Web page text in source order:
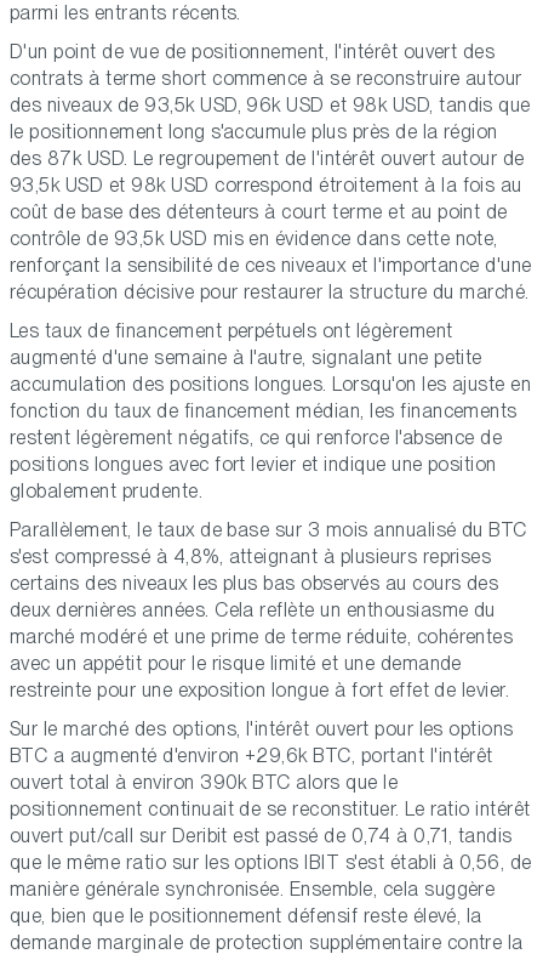
parmi les entrants récents.
D'un point de vue de positionnement, l'intérêt ouvert des
contrats à terme short commence à se reconstruire autour
des niveaux de 93,5k USD, 96k USD et 98k USD, tandis que
le positionnement long s'accumule plus près de la région
des 87k USD. Le regroupement de l'intérêt ouvert autour de
93,5k USD et 98k USD correspond étroitement à la fois au
coût de base des détenteurs à court terme et au point de
contrôle de 93,5k USD mis en évidence dans cette note,
renforçant la sensibilité de ces niveaux et l'importance d'une
récupération décisive pour restaurer la structure du marché.
Les taux de financement perpétuels ont légèrement
augmenté d'une semaine à l'autre, signalant une petite
accumulation des positions longues. Lorsqu'on les ajuste en
fonction du taux de financement médian, les financements
restent légèrement négatifs, ce qui renforce l'absence de
positions longues avec fort levier et indique une position
globalement prudente.
Parallèlement, le taux de base sur 3 mois annualisé du BTC
s'est compressé à 4,8%, atteignant à plusieurs reprises
certains des niveaux les plus bas observés au cours des
deux dernières années. Cela reflète un enthousiasme du
marché modéré et une prime de terme réduite, cohérentes
avec un appétit pour le risque limité et une demande
restreinte pour une exposition longue à fort effet de levier.
Sur le marché des options, l'intérêt ouvert pour les options
BTC a augmenté d'environ +29,6k BTC, portant l'intérêt
ouvert total à environ 390k BTC alors que le
positionnement continuait de se reconstituer. Le ratio intérêt
ouvert put/call sur Deribit est passé de 0,74 à 0,71, tandis
que le même ratio sur les options IBIT s'est établi à 0,56, de
manière générale synchronisée. Ensemble, cela suggère
que, bien que le positionnement défensif reste élevé, la
demande marginale de protection supplémentaire contre la